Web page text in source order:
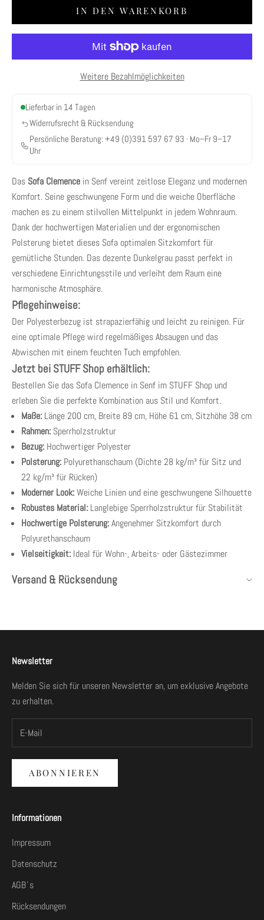
IN DEN WARENKORB
Weitere Bezahlmöglichkeiten
Lieferbar in 14 Tagen
Widerrufsrecht & Rücksendung
Persönliche Beratung:+49 (0)391 597 67 93 · Mo–Fr 9–17
Uhr
Das Sofa Clemence in Senf vereint zeitlose Eleganz und modernen
Komfort. Seine geschwungene Form und die weiche Oberfläche
machen es zu einem stilvollen Mittelpunkt in jedem Wohnraum.
Dank der hochwertigen Materialien und der ergonomischen
Polsterung bietet dieses Sofa optimalen Sitzkomfort für
gemütliche Stunden. Das dezente Dunkelgrau passt perfekt in
verschiedene Einrichtungsstile und verleiht dem Raum eine
harmonische Atmosphäre.
Pflegehinweise:
Der Polyesterbezug ist strapazierfähig und leicht zu reinigen. Für
eine optimale Pflege wird regelmäßiges Absaugen und das
Abwischen mit einem feuchten Tuch empfohlen.
Jetzt bei STUFF Shop erhältlich:
Bestellen Sie das Sofa Clemence in Senf im STUFF Shop und
erleben Sie die perfekte Kombination aus Stil und Komfort.
Maße: Länge 200 cm, Breite 89 cm, Höhe 61 cm, Sitzhöhe 38 cm
Rahmen: Sperrholzstruktur
Bezug: Hochwertiger Polyester
Polsterung: Polyurethanschaum (Dichte 28 kg/m³ für Sitz und
22 kg/m³ für Rücken)
Moderner Look:Weiche Linien und eine geschwungene Silhouette
Robustes Material: Langlebige Sperrholzstruktur für Stabilität
Hochwertige Polsterung:Angenehmer Sitzkomfort durch
Polyurethanschaum
Vielseitigkeit: Ideal für Wohn-, Arbeits- oder Gästezimmer
Versand & Rücksendung
Newsletter
Melden Sie sich für unseren Newsletter an, um exklusive Angebote
zu erhalten.
ABONNIEREN
Informationen
Impressum
Datenschutz
AGB´s
Rücksendungen